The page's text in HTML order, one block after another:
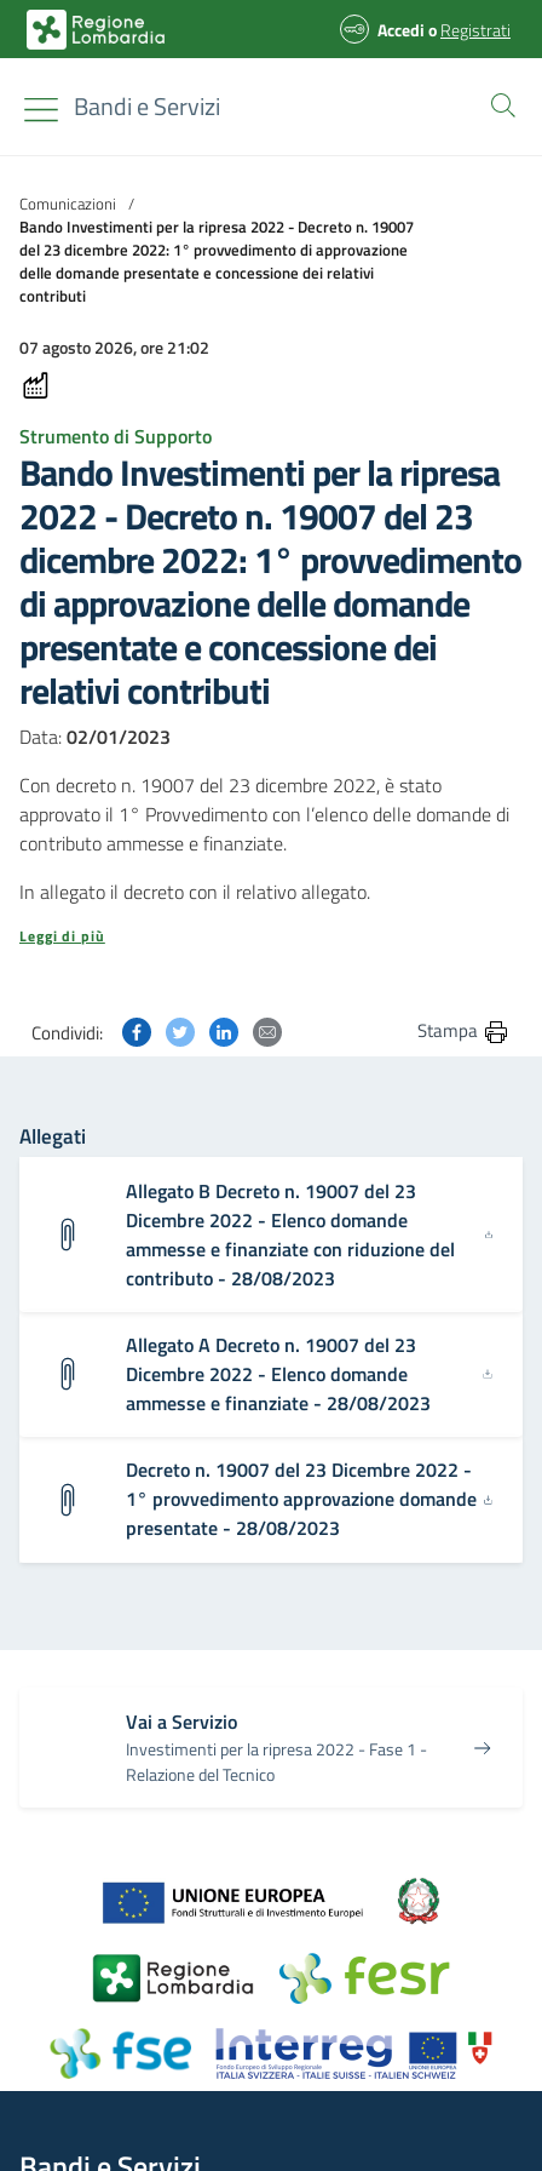
AccedioRegistrati
Bandi e Servizi
Comunicazioni /
Bando Investimenti per la ripresa 2022 - Decreto n. 19007
del 23 dicembre 2022: 1° provvedimento di approvazione
delle domande presentate e concessione dei relativi
contributi
07 agosto 2026, ore 21:02
Strumento di Supporto
Bando Investimenti per la ripresa
2022 - Decreto n. 19007 del 23
dicembre 2022: 1° provvedimento
di approvazione delle domande
presentate e concessione dei
relativi contributi
Data:02/01/2023
Con decreto n. 19007 del 23 dicembre 2022, è stato
approvato il 1° Provvedimento con l’elenco delle domande di
contributo ammesse e finanziate.
In allegato il decreto con il relativo allegato.
Leggi di più
Condividi: Condividi questa pagina su Facebook
Condividi questa pagina su Twitter
Condividi questa pagina su Linkedin
Condividi questa pagina via
Stampa
Allegati
Allegato B Decreto n. 19007 del 23
Dicembre 2022 - Elenco domande
ammesse e finanziate con riduzione del
contributo - 28/08/2023
Allegato A Decreto n. 19007 del 23
Dicembre 2022 - Elenco domande
ammesse e finanziate - 28/08/2023
Decreto n. 19007 del 23 Dicembre 2022 -
1° provvedimento approvazione domande
presentate - 28/08/2023
Vai a Servizio
Investimenti per la ripresa 2022 - Fase 1 -
Relazione del Tecnico